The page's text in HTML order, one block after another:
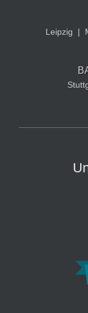
Leipzig |